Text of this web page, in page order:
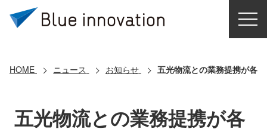
導入事例
HOME ニュース お知らせ 五光物流との業務提携が各
五光物流との業務提携が各